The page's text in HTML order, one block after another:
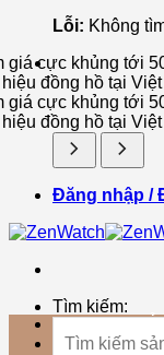
Lỗi: Không
giá cực khủng tới
đồng hồ tại
giá cực khủng tới
đồng hồ tại
Đăng nhập /
Tìm kiếm:
TRANG CHỦ
SẢN PHẨM